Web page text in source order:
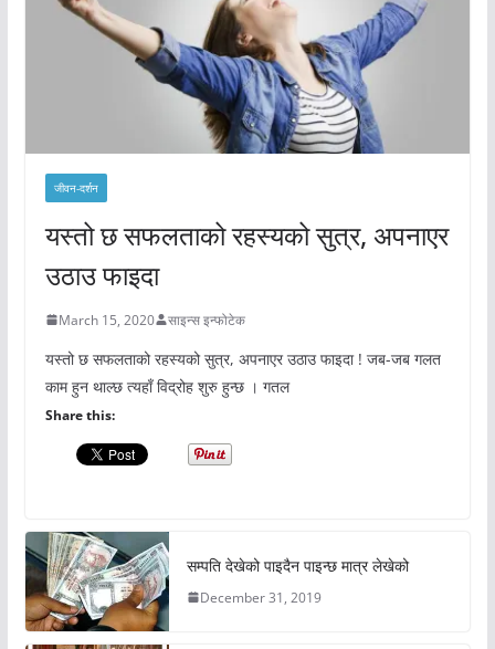
जीवन-दर्शन
यस्तो छ सफलताको रहस्यको सुत्र, अपनाएर
उठाउ फाइदा
March 15, 2020 साइन्स इन्फोटेक
यस्तो छ सफलताको रहस्यको सुत्र, अपनाएर उठाउ फाइदा ! जब-जब गलत
काम हुन थाल्छ त्यहाँ विद्रोह शुरु हुन्छ । गतल
Share this:
सम्पति देखेको पाइदैन पाइन्छ मात्र लेखेको
December 31, 2019